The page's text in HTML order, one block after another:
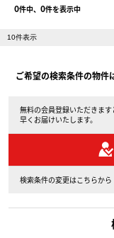
0件中、 0件を表示中
ご希望の検索条件の物件
無料の会員登録いただきま
早くお届けいたします。
検索条件の変更はこちらから